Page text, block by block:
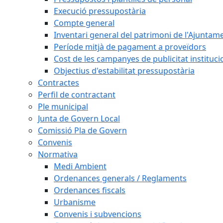
Execució pressupostària
Compte general
Inventari general del patrimoni de
Període mitjà de pagament a proveïdors
Cost de les campanyes de publicitat
Objectius d'estabilitat pressupostària
Contractes
Perfil de contractant
Ple municipal
Junta de Govern Local
Comissió Pla de Govern
Convenis
Normativa
Medi Ambient
Ordenances generals / Reglaments
Ordenances fiscals
Urbanisme
Convenis i subvencions